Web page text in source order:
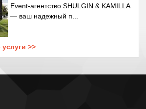
Event-агентство SHULGIN & KAMILLA
— ваш надежный п...
>>